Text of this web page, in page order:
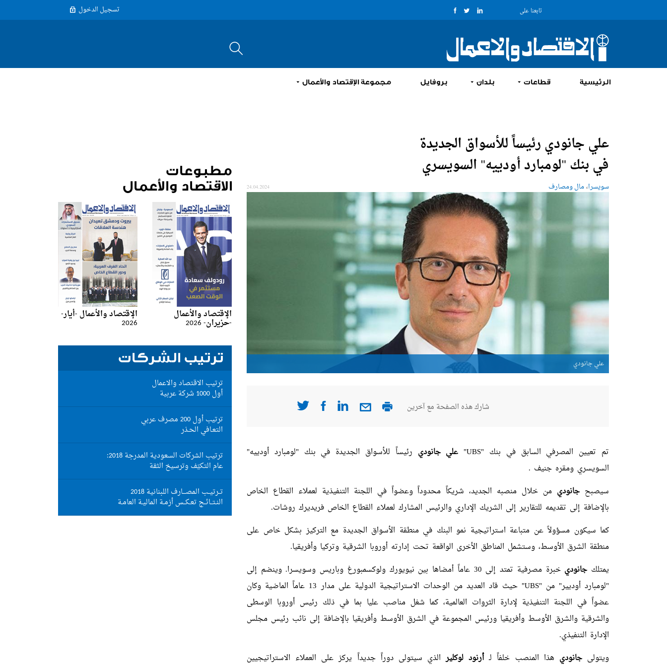
تابعنا على تسجيل الدخول
الرئيسية قطاعات بلدان بروفايل مجموعة الإقتصاد والأعمال
علي جانودي رئيساً للأسواق الجديدة
في بنك "لومبارد أودييه" السويسري
سويسرا،مال ومصارف 24.04.2024
علي جانودي علي جانودي
شارك هذه الصفحة مع آخرين
تم تعيين المصرفي السابق في بنك "UBS" علي جانودي رئيساً للأسواق الجديدة في بنك "لومبارد أودييه"
السويسري ومقره جنيف .
سيصبحجانودي من خلال منصبه الجديد، شريكاً محدوداً وعضواً في اللجنة التنفيذية لعملاء القطاع الخاص
بالإضافة إلى تقديمه للتقارير إلى الشريك الإداري والرئيس المشارك لعملاء القطاع الخاص فريديرك روشات.
كما سيكون مسؤولاً عن متباعة استراتيجية نمو البنك في منطقة الأسواق الجديدة مع التركيز بشكل خاص على
منطقة الشرق الأوسط، وستشمل المناطق الأخرى الواقعة تحت إدارته أوروبا الشرقية وتركيا وأفريقيا.
يمتلكجانودي
خبرة مصرفية تمتد إلى 30 عاماً أمضاها بين نيويورك ولوكسمبورغ وباريس وسويسرا. وينضم إلى
"لومبارد أوديير" من "UBS" حيث قاد العديد من الوحدات الاستراتيجية الدولية على مدار 13 عاماً الماضية وكان
عضواً في اللجنة التنفيذية لإدارة الثروات العالمية، كما شغل مناصب عليا بما في ذلك رئيس أوروبا الوسطى
والشرقية والشرق الأوسط وأفريقيا ورئيس المجموعة في الشرق الأوسط وأفريقيا بالإضافة إلى نائب رئيس مجلس
الإدارة التنفيذي.
ويتولىجانودي هذا المنصب خلفاً لـأرنود لوكليرالذي سيتولى دوراً جديداً يركز على العملاء الاستراتيجيين
مطبوعات
الاقتصاد والأعمال
الإقتصاد والأعمال
-حزيران- 2026
الإقتصاد والأعمال -أيار-
2026
ترتيب الشركات
ترتيب الاقتصاد والاعمال
أول 1000 شركة عربية
ترتيب أول 200 مصرف عربي
التعـافي الحـذر
ترتيب الشركات السعودية المدرجة 2018:
عام التكيّف وترسيخ الثقة
تــرتيــب المصـــارف اللبنانية 2018
النـتــائــج تعـكــس أزمـة الماليـة العامـة